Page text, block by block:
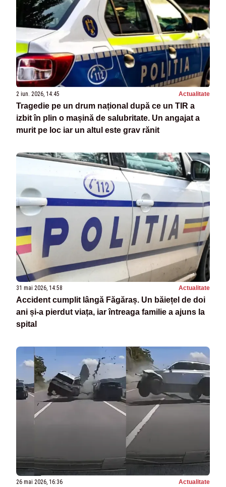
2 iun. 2026, 14:45 Actualitate
Tragedie pe un drum național după ce un TIR a
izbit în plin o mașină de salubritate. Un angajat a
murit pe loc iar un altul este grav rănit
31 mai 2026, 14:58 Actualitate
Accident cumplit lângă Făgăraș. Un băiețel de doi
ani și-a pierdut viața, iar întreaga familie a ajuns la
spital
26 mai 2026, 16:36 Actualitate